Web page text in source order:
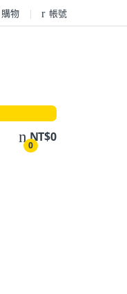
購物 帳號
0
NT$0